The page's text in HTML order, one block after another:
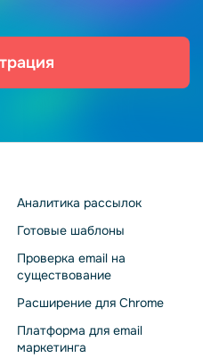
Аналитика рассылок
Готовые шаблоны
Проверка email на
существование
Расширение для Chrome
Платформа для email
маркетинга